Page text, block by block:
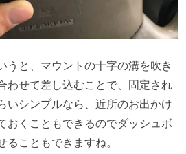
うと、マウントの十字の溝を吹き
わせて差し込むことで、固定され
いシンプルなら、近所のお出かけ
おくこともできるのでダッシュボ
こともできますね。